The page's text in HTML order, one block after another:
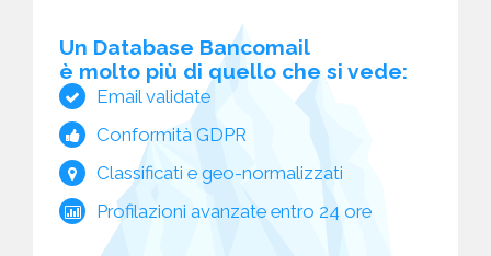
Un Database Bancomail
è molto più di quello che si vede:
Email validate
Conformità GDPR
Classificati e geo-normalizzati
Profilazioni avanzate entro 24 ore